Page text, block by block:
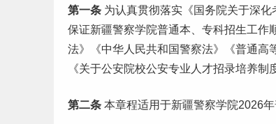
第一条 为认真贯彻落实《国务院关于深
保证新疆警察学院普通本、专科招生工作
法》《中华人民共和国警察法》《普通高
《关于公安院校公安专业人才招录培养
第二条 本章程适用于新疆警察学院2026